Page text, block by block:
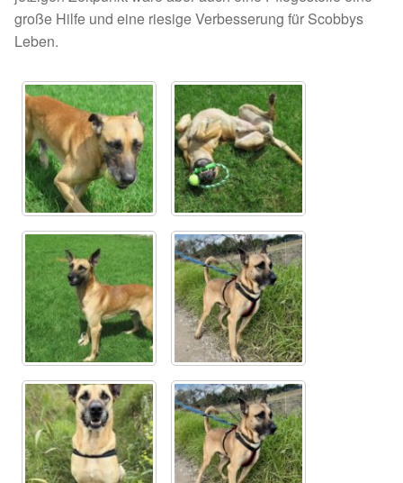
Aktion „Hilfe La Linea“
Updates „Hilfe La Linea“
Partnertierheim in Bulgarien
Partnertierheim in Polen
große Hilfe und eine riesige Verbesserung für Scobbys
Leben.